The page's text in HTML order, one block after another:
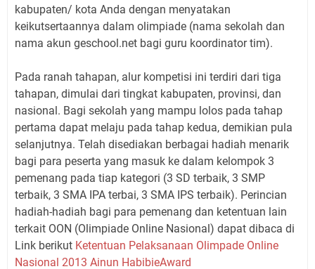
kabupaten/ kota Anda dengan menyatakan
keikutsertaannya dalam olimpiade (nama sekolah dan
nama akun geschool.net bagi guru koordinator tim).
Pada ranah tahapan, alur kompetisi ini terdiri dari tiga
tahapan, dimulai dari tingkat kabupaten, provinsi, dan
nasional. Bagi sekolah yang mampu lolos pada tahap
pertama dapat melaju pada tahap kedua, demikian pula
selanjutnya. Telah disediakan berbagai hadiah menarik
bagi para peserta yang masuk ke dalam kelompok 3
pemenang pada tiap kategori (3 SD terbaik, 3 SMP
terbaik, 3 SMA IPA terbai, 3 SMA IPS terbaik). Perincian
hadiah-hadiah bagi para pemenang dan ketentuan lain
terkait OON (Olimpiade Online Nasional) dapat dibaca di
Link berikut Ketentuan Pelaksanaan Olimpade Online
Nasional 2013 Ainun HabibieAward